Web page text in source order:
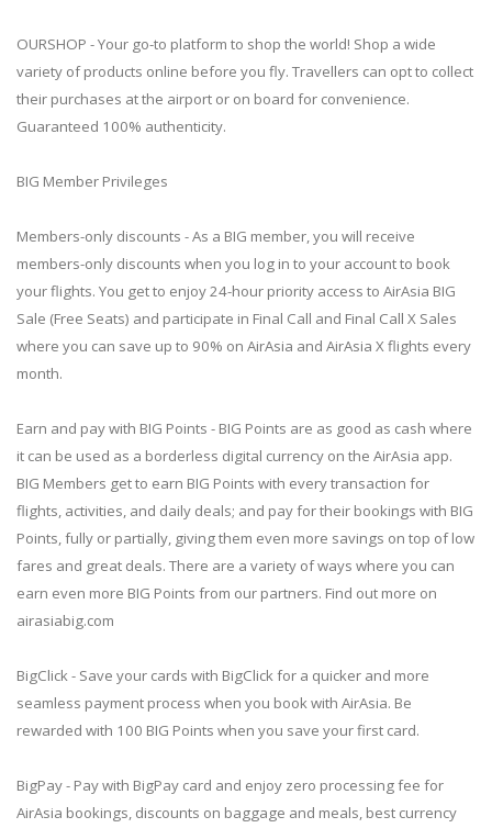
OURSHOP - Your go-to platform to shop the world! Shop a wide
variety of products online before you fly. Travellers can opt to collect
their purchases at the airport or on board for convenience.
Guaranteed 100% authenticity.
BIG Member Privileges
Members-only discounts - As a BIG member, you will receive
members-only discounts when you log in to your account to book
your flights. You get to enjoy 24-hour priority access to AirAsia BIG
Sale (Free Seats) and participate in Final Call and Final Call X Sales
where you can save up to 90% on AirAsia and AirAsia X flights every
month.
Earn and pay with BIG Points - BIG Points are as good as cash where
it can be used as a borderless digital currency on the AirAsia app.
BIG Members get to earn BIG Points with every transaction for
flights, activities, and daily deals; and pay for their bookings with BIG
Points, fully or partially, giving them even more savings on top of low
fares and great deals. There are a variety of ways where you can
earn even more BIG Points from our partners. Find out more on
airasiabig.com
BigClick - Save your cards with BigClick for a quicker and more
seamless payment process when you book with AirAsia. Be
rewarded with 100 BIG Points when you save your first card.
BigPay - Pay with BigPay card and enjoy zero processing fee for
AirAsia bookings, discounts on baggage and meals, best currency